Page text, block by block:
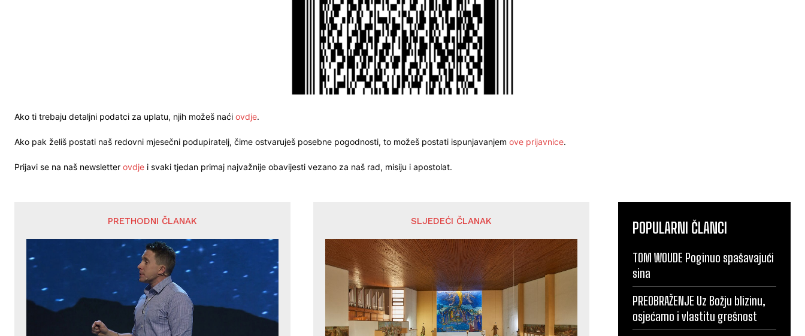
Ako ti trebaju detaljni podatci za uplatu, njih možeš naći ovdje.
Ako pak želiš postati naš redovni mjesečni podupiratelj, čime ostvaruješ posebne pogodnosti, to možeš postati ispunjavanjem ove prijavnice.
Prijavi se na naš newsletter ovdje i svaki tjedan primaj najvažnije obavijesti vezano za naš rad, misiju i apostolat.
PRETHODNI ČLANAK SLJEDEĆI ČLANAK POPULARNI ČLANCI
TOM WOUDE Poginuo spašavajući
sina
PREOBRAŽENJE Uz Božju blizinu,
osjećamo i vlastitu grešnost